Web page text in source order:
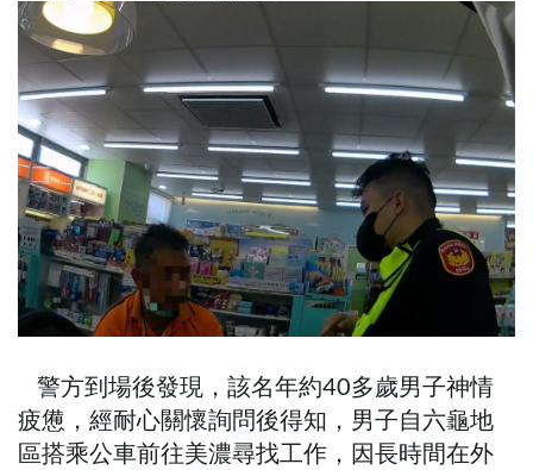
警方到場後發現，該名年約40多歲男子神情
疲憊，經耐心關懷詢問後得知，男子自六龜地
區搭乘公車前往美濃尋找工作，因長時間在外